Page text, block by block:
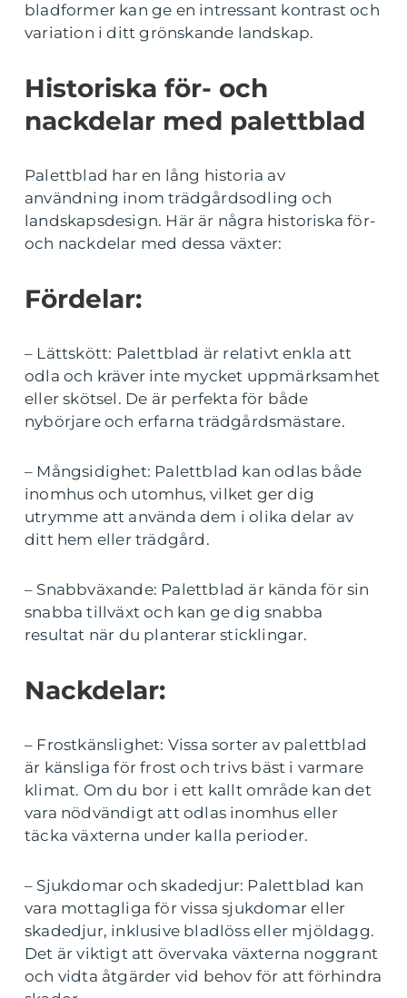
bladformer kan ge en intressant kontrast och
variation i ditt grönskande landskap.
Historiska för- och
nackdelar med palettblad
Palettblad har en lång historia av
användning inom trädgårdsodling och
landskapsdesign. Här är några historiska för-
och nackdelar med dessa växter:
Fördelar:
– Lättskött: Palettblad är relativt enkla att
odla och kräver inte mycket uppmärksamhet
eller skötsel. De är perfekta för både
nybörjare och erfarna trädgårdsmästare.
– Mångsidighet: Palettblad kan odlas både
inomhus och utomhus, vilket ger dig
utrymme att använda dem i olika delar av
ditt hem eller trädgård.
– Snabbväxande: Palettblad är kända för sin
snabba tillväxt och kan ge dig snabba
resultat när du planterar sticklingar.
Nackdelar:
– Frostkänslighet: Vissa sorter av palettblad
är känsliga för frost och trivs bäst i varmare
klimat. Om du bor i ett kallt område kan det
vara nödvändigt att odlas inomhus eller
täcka växterna under kalla perioder.
– Sjukdomar och skadedjur: Palettblad kan
vara mottagliga för vissa sjukdomar eller
skadedjur, inklusive bladlöss eller mjöldagg.
Det är viktigt att övervaka växterna noggrant
och vidta åtgärder vid behov för att förhindra